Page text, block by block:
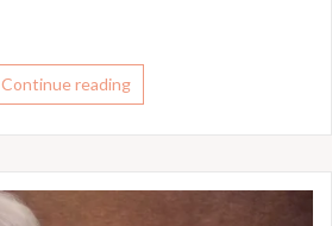
Continue reading